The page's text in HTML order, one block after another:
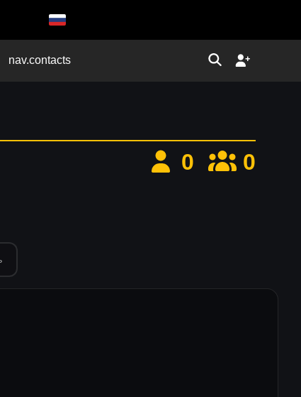
nav.contacts
0 0